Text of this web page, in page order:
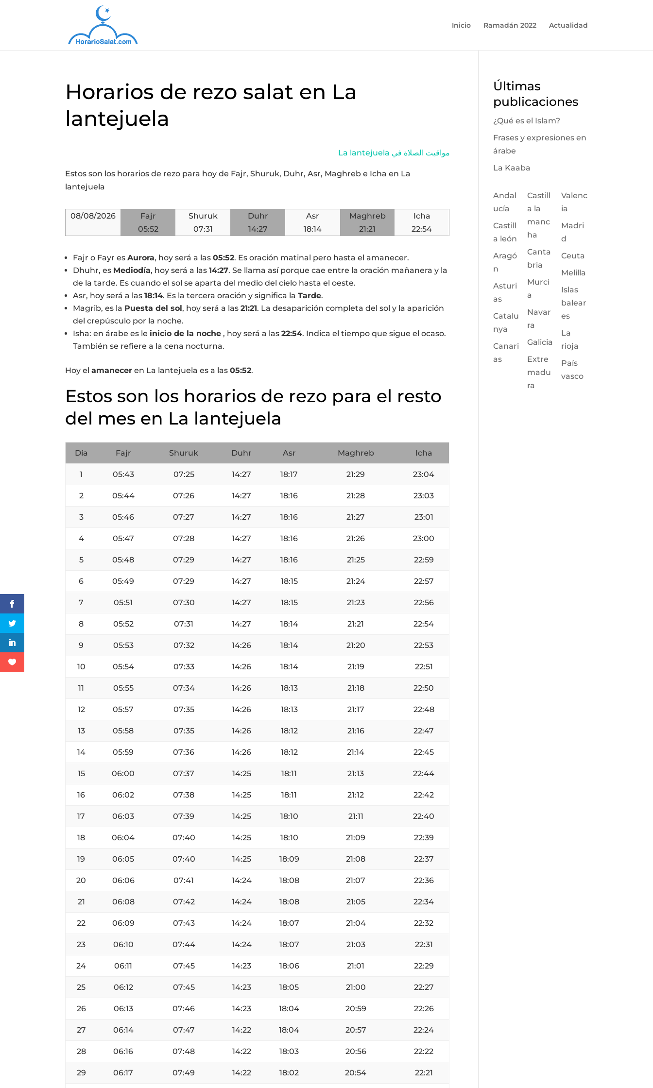
Inicio Ramadán 2022 Actualidad
Horarios de rezo salat en La
lantejuela
La lantejuela مواقيت الصلاة في
Estos son los horarios de rezo para hoy de Fajr, Shuruk, Duhr, Asr, Maghreb e Icha en La
lantejuela
08/08/2026
Fajr
05:52
Shuruk
07:31
Duhr
14:27
Asr
18:14
Maghreb
21:21
Icha
22:54
Fajr o Fayr esAurora, hoy será a las05:52. Es oración matinal pero hasta el amanecer.
Dhuhr, es Mediodía, hoy será a las14:27. Se llama así porque cae entre la oración mañanera y la
de la tarde. Es cuando el sol se aparta del medio del cielo hasta el oeste.
Asr, hoy será a las18:14. Es la tercera oración y significa laTarde.
Magrib, es la Puesta del sol, hoy será a las21:21. La desaparición completa del sol y la aparición
del crepúsculo por la noche.
Isha: en árabe es le inicio de la noche , hoy será a las22:54. Indica el tiempo que sigue el ocaso.
También se refiere a la cena nocturna.
Hoy elamanecer en La lantejuela es a las05:52.
Estos son los horarios de rezo para el resto
del mes en La lantejuela
Día Fajr Shuruk Duhr Asr Maghreb Icha
1 05:43 07:25 14:27 18:17 21:29 23:04
2 05:44 07:26 14:27 18:16 21:28 23:03
3 05:46 07:27 14:27 18:16 21:27 23:01
4 05:47 07:28 14:27 18:16 21:26 23:00
5 05:48 07:29 14:27 18:16 21:25 22:59
6 05:49 07:29 14:27 18:15 21:24 22:57
7 05:51 07:30 14:27 18:15 21:23 22:56
8 05:52 07:31 14:27 18:14 21:21 22:54
9 05:53 07:32 14:26 18:14 21:20 22:53
10 05:54 07:33 14:26 18:14 21:19 22:51
11 05:55 07:34 14:26 18:13 21:18 22:50
12 05:57 07:35 14:26 18:13 21:17 22:48
13 05:58 07:35 14:26 18:12 21:16 22:47
14 05:59 07:36 14:26 18:12 21:14 22:45
15 06:00 07:37 14:25 18:11 21:13 22:44
16 06:02 07:38 14:25 18:11 21:12 22:42
17 06:03 07:39 14:25 18:10 21:11 22:40
18 06:04 07:40 14:25 18:10 21:09 22:39
19 06:05 07:40 14:25 18:09 21:08 22:37
20 06:06 07:41 14:24 18:08 21:07 22:36
21 06:08 07:42 14:24 18:08 21:05 22:34
22 06:09 07:43 14:24 18:07 21:04 22:32
23 06:10 07:44 14:24 18:07 21:03 22:31
24 06:11 07:45 14:23 18:06 21:01 22:29
25 06:12 07:45 14:23 18:05 21:00 22:27
26 06:13 07:46 14:23 18:04 20:59 22:26
27 06:14 07:47 14:22 18:04 20:57 22:24
28 06:16 07:48 14:22 18:03 20:56 22:22
29 06:17 07:49 14:22 18:02 20:54 22:21
Últimas
publicaciones
¿Qué es el Islam?
Frases y expresiones en
árabe
La Kaaba
Andal
ucía
Castill
a león
Aragó
n
Asturi
as
Catalu
nya
Canari
as
Castill
a la
manc
ha
Canta
bria
Murci
a
Navar
ra
Galicia
Extre
madu
ra
Valenc
ia
Madri
d
Ceuta
Melilla
Islas
balear
es
La
rioja
País
vasco